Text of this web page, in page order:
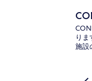
り
施設